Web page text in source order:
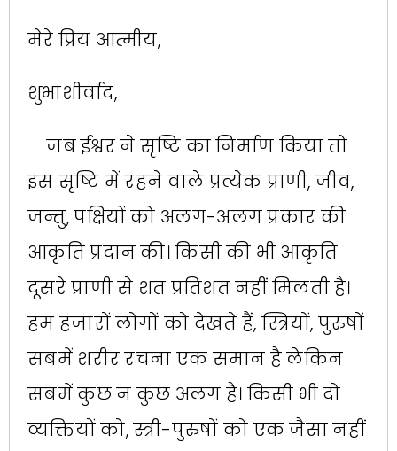
मेरे प्रिय आत्मीय,
शुभाशीर्वाद,
जब ईश्वर ने सृष्टि का निर्माण किया तो
इस सृष्टि में रहने वाले प्रत्येक प्राणी, जीव,
जन्तु, पक्षियों को अलग-अलग प्रकार की
आकृति प्रदान की। किसी की भी आकृति
दूसरे प्राणी से शत प्रतिशत नहीं मिलती है।
हम हजारों लोगों को देखते हैं, स्त्रियों, पुरुषों
सबमें शरीर रचना एक समान है लेकिन
सबमें कुछ न कुछ अलग है। किसी भी दो
व्यक्तियों को, स्त्री-पुरुषों को एक जैसा नहीं